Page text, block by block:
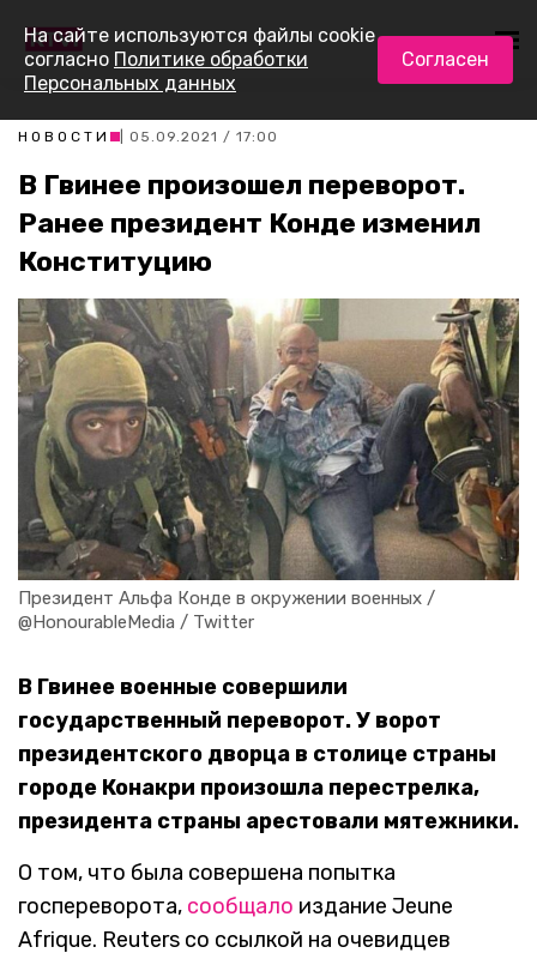
НОВОСТИ | 05.09.2021 / 17:00
В Гвинее произошел переворот.
Ранее президент Конде изменил
Конституцию
Президент Альфа Конде в окружении военных /
@HonourableMedia / Twitter
В Гвинее военные совершили
государственный переворот. У ворот
президентского дворца в столице страны
городе Конакри произошла перестрелка,
президента страны арестовали мятежники.
О том, что была совершена попытка
госпереворота, сообщало издание Jeune
Afrique. Reuters со ссылкой на очевидцев
На сайте используются файлы cookie
согласно Политике обработки
Персональных данных
Согласен